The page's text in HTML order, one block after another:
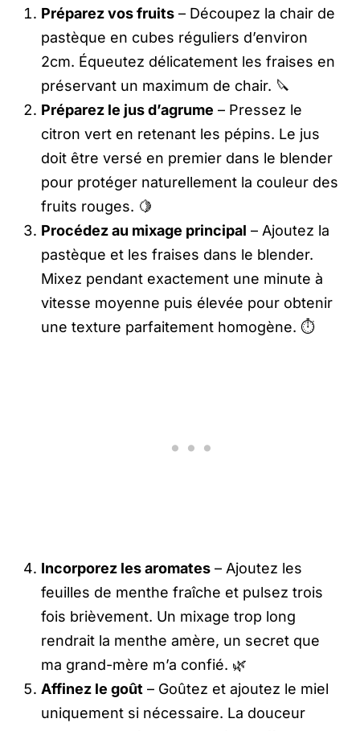
Préparez vos fruits– Découpez la chair de
pastèque en cubes réguliers d’environ
2cm. Équeutez délicatement les fraises en
préservant un maximum de chair. 🔪
Préparez le jus d’agrume – Pressez le
citron vert en retenant les pépins. Le jus
doit être versé en premier dans le blender
pour protéger naturellement la couleur des
fruits rouges. 🍋
Procédez au mixage principal – Ajoutez la
pastèque et les fraises dans le blender.
Mixez pendant exactement une minute à
vitesse moyenne puis élevée pour obtenir
une texture parfaitement homogène. ⏱️
Incorporez les aromates– Ajoutez les
feuilles de menthe fraîche et pulsez trois
fois brièvement. Un mixage trop long
rendrait la menthe amère, un secret que
ma grand-mère m’a confié. 🌿
Affinez le goût– Goûtez et ajoutez le miel
uniquement si nécessaire. La douceur